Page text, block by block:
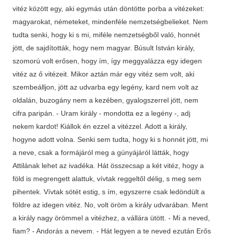
vitéz között egy, aki egymás után döntötte porba a vitézeket:
magyarokat, németeket, mindenféle nemzetségbelieket. Nem
tudta senki, hogy ki s mi, miféle nemzetségből való, honnét
jött, de sajdították, hogy nem magyar. Búsult István király,
szomorú volt erősen, hogy ím, így meggyalázza egy idegen
vitéz az ő vitézeit. Mikor aztán már egy vitéz sem volt, aki
szembeálljon, jött az udvarba egy legény, kard nem volt az
oldalán, buzogány nem a kezében, gyalogszerrel jött, nem
cifra paripán. - Uram király - mondotta ez a legény -, adj
nekem kardot! Kiállok én ezzel a vitézzel. Adott a király,
hogyne adott volna. Senki sem tudta, hogy ki s honnét jött, mi
a neve, csak a formájáról meg a gúnyájáról látták, hogy
Attilának lehet az ivadéka. Hát összecsap a két vitéz, hogy a
föld is megrengett alattuk, vívtak reggeltől délig, s meg sem
pihentek. Vívtak sötét estig, s ím, egyszerre csak ledöndült a
földre az idegen vitéz. No, volt öröm a király udvarában. Ment
a király nagy örömmel a vitézhez, a vállára ütött. - Mi a neved,
fiam? - Andorás a nevem. - Hát legyen a te neved ezután Erős